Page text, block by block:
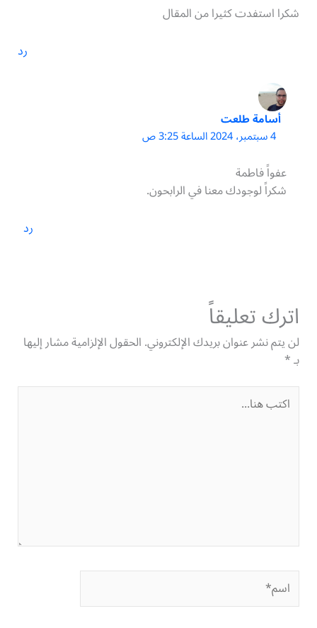
شكرا استفدت كثيرا من المقال
رد
أسامة طلعت
4 سبتمبر، 2024 الساعة 3:25 ص
عفواً فاطمة
شكراً لوجودك معنا في الرابحون.
رد
اترك تعليقاً
لن يتم نشر عنوان بريدك الإلكتروني.الحقول الإلزامية مشار إليها
بـ*
اكتب
هنا...
اسم*